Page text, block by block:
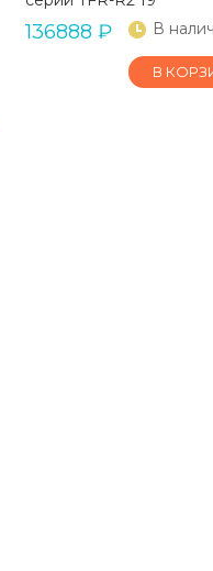
виде, черный
136888 ₽ В
В